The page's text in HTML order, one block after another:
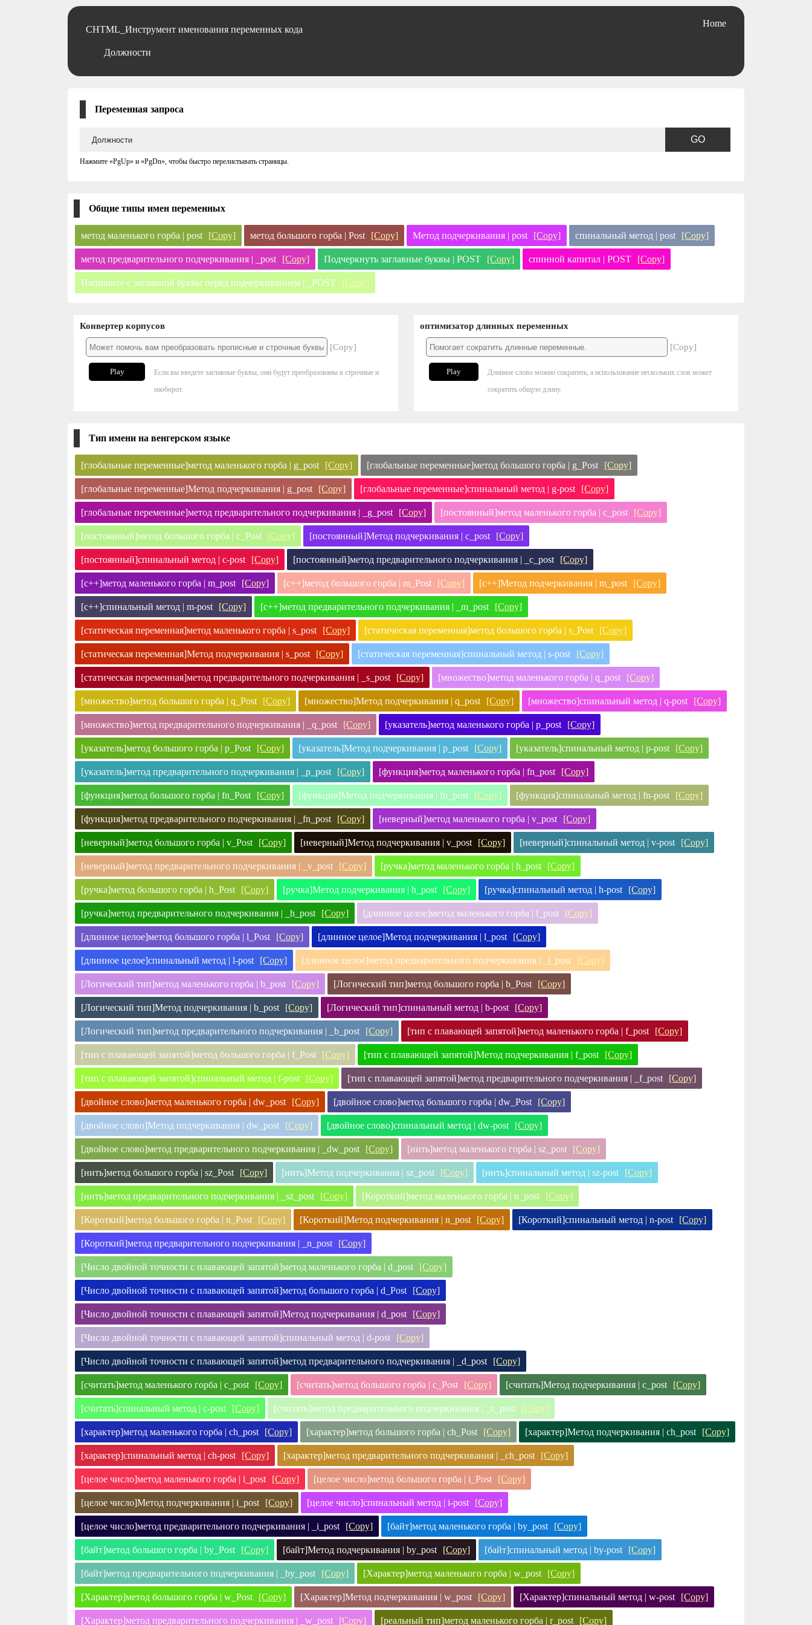
CHTML_Инструмент именования переменных кода
Должности
Home
Переменная запроса
Нажмите «PgUp» и «PgDn», чтобы быстро перелистывать страницы.
Общие типы имен переменных
метод маленького горба | post [Copy] метод большого горба | Post [Copy] Метод подчеркивания | post [Copy] спинальный метод | post [Copy]
метод предварительного подчеркивания | _post [Copy] Подчеркнуть заглавные буквы | POST [Copy] спинной капитал | POST [Copy]
Напишите с заглавной буквы перед подчеркиванием | _POST [Copy]
Конвертер корпусов
[Copy]
Play
Если вы введете заглавные буквы, они будут преобразованы в строчные и
наоборот.
оптимизатор длинных переменных
[Copy]
Play
Длинное слово можно сократить, а использование нескольких слов может
сократить общую длину.
Тип имени на венгерском языке
[глобальные переменные]метод маленького горба | g_post [Copy] [глобальные переменные]метод большого горба | g_Post [Copy]
[глобальные переменные]Метод подчеркивания | g_post [Copy] [глобальные переменные]спинальный метод | g-post [Copy]
[глобальные переменные]метод предварительного подчеркивания | _g_post [Copy] [постоянный]метод маленького горба | c_post [Copy]
[постоянный]метод большого горба | c_Post [Copy] [постоянный]Метод подчеркивания | c_post [Copy]
[постоянный]спинальный метод | c-post [Copy] [постоянный]метод предварительного подчеркивания | _c_post [Copy]
[c++]метод маленького горба | m_post [Copy] [c++]метод большого горба | m_Post [Copy] [c++]Метод подчеркивания | m_post [Copy]
[c++]спинальный метод | m-post [Copy] [c++]метод предварительного подчеркивания | _m_post [Copy]
[статическая переменная]метод маленького горба | s_post [Copy] [статическая переменная]метод большого горба | s_Post [Copy]
[статическая переменная]Метод подчеркивания | s_post [Copy] [статическая переменная]спинальный метод | s-post [Copy]
[статическая переменная]метод предварительного подчеркивания | _s_post [Copy] [множество]метод маленького горба | q_post [Copy]
[множество]метод большого горба | q_Post [Copy] [множество]Метод подчеркивания | q_post [Copy] [множество]спинальный метод | q-post [Copy]
[множество]метод предварительного подчеркивания | _q_post [Copy] [указатель]метод маленького горба | p_post [Copy]
[указатель]метод большого горба | p_Post [Copy] [указатель]Метод подчеркивания | p_post [Copy] [указатель]спинальный метод | p-post [Copy]
[указатель]метод предварительного подчеркивания | _p_post [Copy] [функция]метод маленького горба | fn_post [Copy]
[функция]метод большого горба | fn_Post [Copy] [функция]Метод подчеркивания | fn_post [Copy] [функция]спинальный метод | fn-post [Copy]
[функция]метод предварительного подчеркивания | _fn_post [Copy] [неверный]метод маленького горба | v_post [Copy]
[неверный]метод большого горба | v_Post [Copy] [неверный]Метод подчеркивания | v_post [Copy] [неверный]спинальный метод | v-post [Copy]
[неверный]метод предварительного подчеркивания | _v_post [Copy] [ручка]метод маленького горба | h_post [Copy]
[ручка]метод большого горба | h_Post [Copy] [ручка]Метод подчеркивания | h_post [Copy] [ручка]спинальный метод | h-post [Copy]
[ручка]метод предварительного подчеркивания | _h_post [Copy] [длинное целое]метод маленького горба | l_post [Copy]
[длинное целое]метод большого горба | l_Post [Copy] [длинное целое]Метод подчеркивания | l_post [Copy]
[длинное целое]спинальный метод | l-post [Copy] [длинное целое]метод предварительного подчеркивания | _l_post [Copy]
[Логический тип]метод маленького горба | b_post [Copy] [Логический тип]метод большого горба | b_Post [Copy]
[Логический тип]Метод подчеркивания | b_post [Copy] [Логический тип]спинальный метод | b-post [Copy]
[Логический тип]метод предварительного подчеркивания | _b_post [Copy] [тип с плавающей запятой]метод маленького горба | f_post [Copy]
[тип с плавающей запятой]метод большого горба | f_Post [Copy] [тип с плавающей запятой]Метод подчеркивания | f_post [Copy]
[тип с плавающей запятой]спинальный метод | f-post [Copy] [тип с плавающей запятой]метод предварительного подчеркивания | _f_post [Copy]
[двойное слово]метод маленького горба | dw_post [Copy] [двойное слово]метод большого горба | dw_Post [Copy]
[двойное слово]Метод подчеркивания | dw_post [Copy] [двойное слово]спинальный метод | dw-post [Copy]
[двойное слово]метод предварительного подчеркивания | _dw_post [Copy] [нить]метод маленького горба | sz_post [Copy]
[нить]метод большого горба | sz_Post [Copy] [нить]Метод подчеркивания | sz_post [Copy] [нить]спинальный метод | sz-post [Copy]
[нить]метод предварительного подчеркивания | _sz_post [Copy] [Короткий]метод маленького горба | n_post [Copy]
[Короткий]метод большого горба | n_Post [Copy] [Короткий]Метод подчеркивания | n_post [Copy] [Короткий]спинальный метод | n-post [Copy]
[Короткий]метод предварительного подчеркивания | _n_post [Copy]
[Число двойной точности с плавающей запятой]метод маленького горба | d_post [Copy]
[Число двойной точности с плавающей запятой]метод большого горба | d_Post [Copy]
[Число двойной точности с плавающей запятой]Метод подчеркивания | d_post [Copy]
[Число двойной точности с плавающей запятой]спинальный метод | d-post [Copy]
[Число двойной точности с плавающей запятой]метод предварительного подчеркивания | _d_post [Copy]
[считать]метод маленького горба | c_post [Copy] [считать]метод большого горба | c_Post [Copy] [считать]Метод подчеркивания | c_post [Copy]
[считать]спинальный метод | c-post [Copy] [считать]метод предварительного подчеркивания | _c_post [Copy]
[характер]метод маленького горба | ch_post [Copy] [характер]метод большого горба | ch_Post [Copy] [характер]Метод подчеркивания | ch_post [Copy]
[характер]спинальный метод | ch-post [Copy] [характер]метод предварительного подчеркивания | _ch_post [Copy]
[целое число]метод маленького горба | i_post [Copy] [целое число]метод большого горба | i_Post [Copy]
[целое число]Метод подчеркивания | i_post [Copy] [целое число]спинальный метод | i-post [Copy]
[целое число]метод предварительного подчеркивания | _i_post [Copy] [байт]метод маленького горба | by_post [Copy]
[байт]метод большого горба | by_Post [Copy] [байт]Метод подчеркивания | by_post [Copy] [байт]спинальный метод | by-post [Copy]
[байт]метод предварительного подчеркивания | _by_post [Copy] [Характер]метод маленького горба | w_post [Copy]
[Характер]метод большого горба | w_Post [Copy] [Характер]Метод подчеркивания | w_post [Copy] [Характер]спинальный метод | w-post [Copy]
[Характер]метод предварительного подчеркивания | _w_post [Copy] [реальный тип]метод маленького горба | r_post [Copy]